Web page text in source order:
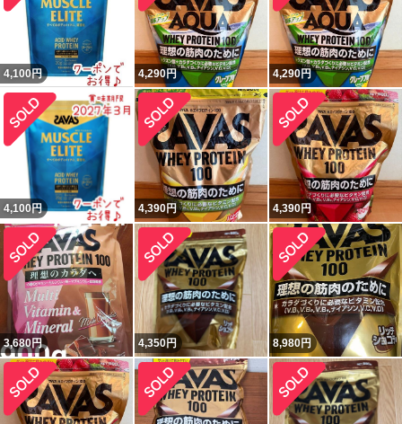
4,100円 4,290円 4,290円
4,100円 4,390円 4,390円
3,680円 4,350円 8,980円